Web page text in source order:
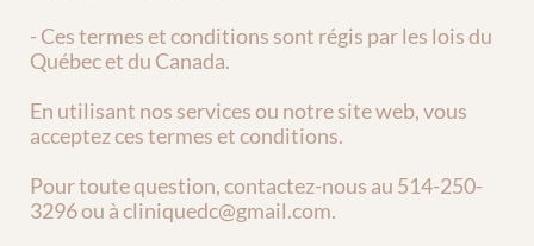
- Ces termes et conditions sont régis par les lois du
Québec et du Canada.
En utilisant nos services ou notre site web, vous
acceptez ces termes et conditions.
Pour toute question, contactez-nous au 514-250-
3296 ou à cliniquedc@gmail.com.